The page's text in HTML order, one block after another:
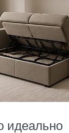
идеально